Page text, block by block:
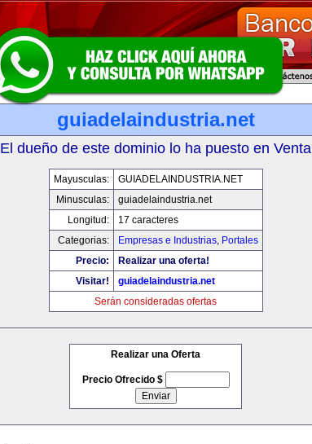
guiadelaindustria.net
El dueño de este dominio lo ha puesto en Venta
Mayusculas:
GUIADELAINDUSTRIA.NET
Minusculas:
guiadelaindustria.net
Longitud:
17 caracteres
Categorias:
Empresas e Industrias, Portales
Precio:
Realizar una oferta!
Visitar!
guiadelaindustria.net
Serán consideradas ofertas
Realizar una Oferta
Precio Ofrecido $